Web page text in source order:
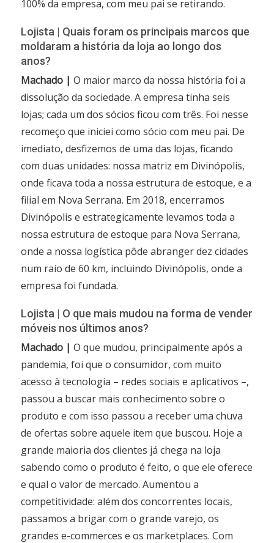
100% da empresa, com meu pai se retirando.
Lojista | Quais foram os principais marcos que
moldaram a história da loja ao longo dos
anos?
Machado |O maior marco da nossa história foi a
dissolução da sociedade. A empresa tinha seis
lojas; cada um dos sócios ficou com três. Foi nesse
recomeço que iniciei como sócio com meu pai. De
imediato, desfizemos de uma das lojas, ficando
com duas unidades: nossa matriz em Divinópolis,
onde ficava toda a nossa estrutura de estoque, e a
filial em Nova Serrana. Em 2018, encerramos
Divinópolis e estrategicamente levamos toda a
nossa estrutura de estoque para Nova Serrana,
onde a nossa logística pôde abranger dez cidades
num raio de 60 km, incluindo Divinópolis, onde a
empresa foi fundada.
Lojista | O que mais mudou na forma de vender
móveis nos últimos anos?
Machado |O que mudou, principalmente após a
pandemia, foi que o consumidor, com muito
acesso à tecnologia – redes sociais e aplicativos –,
passou a buscar mais conhecimento sobre o
produto e com isso passou a receber uma chuva
de ofertas sobre aquele item que buscou. Hoje a
grande maioria dos clientes já chega na loja
sabendo como o produto é feito, o que ele oferece
e qual o valor de mercado. Aumentou a
competitividade: além dos concorrentes locais,
passamos a brigar com o grande varejo, os
grandes e-commerces e os marketplaces. Com